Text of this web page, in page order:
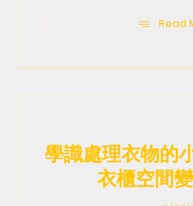
Read
學識處理衣物的
衣櫃空間